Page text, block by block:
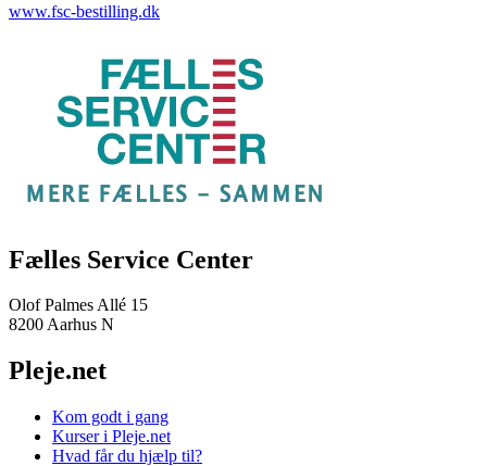
www.fsc-bestilling.dk
Fælles Service Center
Olof Palmes Allé 15
8200 Aarhus N
Pleje.net
Kom godt i gang
Kurser i Pleje.net
Hvad får du hjælp til?